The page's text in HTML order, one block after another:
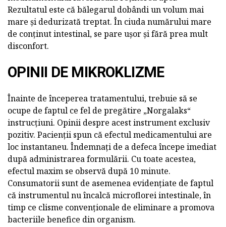
Rezultatul este că bălegarul dobândi un volum mai
mare și dedurizată treptat. În ciuda numărului mare
de conținut intestinal, se pare ușor și fără prea mult
disconfort.
OPINII DE MIKROKLIZME
Înainte de începerea tratamentului, trebuie să se
ocupe de faptul ce fel de pregătire „Norgalaks“
instrucțiuni. Opinii despre acest instrument exclusiv
pozitiv. Pacienții spun că efectul medicamentului are
loc instantaneu. Îndemnați de a defeca începe imediat
după administrarea formulării. Cu toate acestea,
efectul maxim se observă după 10 minute.
Consumatorii sunt de asemenea evidențiate de faptul
că instrumentul nu încalcă microflorei intestinale, în
timp ce clisme convenționale de eliminare a promova
bacteriile benefice din organism.